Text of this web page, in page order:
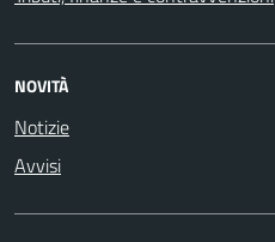
NOVITÀ
Notizie
Avvisi